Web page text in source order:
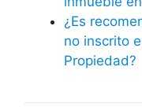
¿Es
no inscrito
Propiedad?